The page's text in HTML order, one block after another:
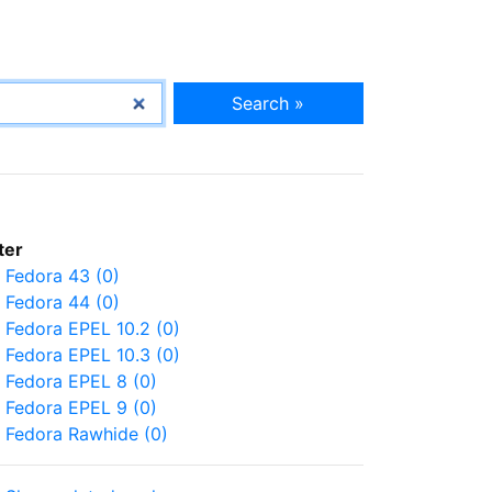
Search »
Fedora 43 (0)
Fedora 44 (0)
Fedora EPEL 10.2 (0)
Fedora EPEL 10.3 (0)
Fedora EPEL 8 (0)
Fedora EPEL 9 (0)
Fedora Rawhide (0)